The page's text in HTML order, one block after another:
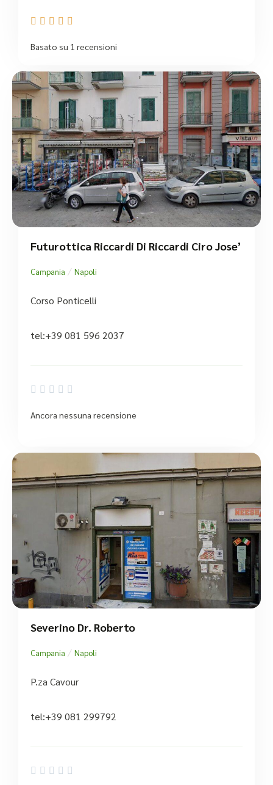
    
Basato su 1 recensioni
Futurottica Riccardi Di Riccardi Ciro Jose’
Campania / Napoli
Corso Ponticelli
tel:+39 081 596 2037
    
Ancora nessuna recensione
Severino Dr. Roberto
Campania / Napoli
P.za Cavour
tel:+39 081 299792
    